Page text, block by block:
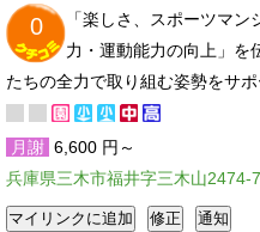
0
「楽しさ、スポーツマ
力・運動能力の向上」を
たちの全力で取り組む姿勢をサ
月謝 6,600 円～
兵庫県三木市福井字三木山2474-